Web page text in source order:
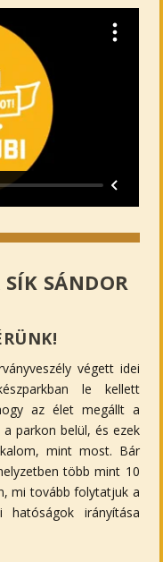
SÁNDOR
végett idei
le kellett
az élet megállt a
parkon belül, és ezek
mint most. Bár
több mint 10
mi tovább folytatjuk a
irányítása